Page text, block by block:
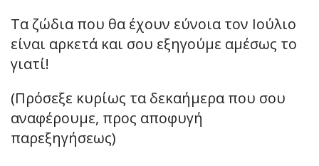
Τα ζώδια που θα έχουν εύνοια τον Ιούλιο
είναι αρκετά και σου εξηγούμε αμέσως το
γιατί!
(Πρόσεξε κυρίως τα δεκαήμερα που σου
αναφέρουμε, προς αποφυγή
παρεξηγήσεως)